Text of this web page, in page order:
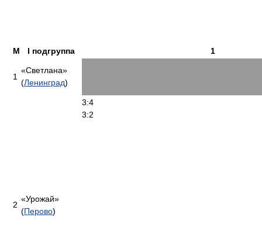
М I подгруппа 1
1
«Светлана»
(Ленинград)
2
«Урожай»
(Перово)
3:4
3:2